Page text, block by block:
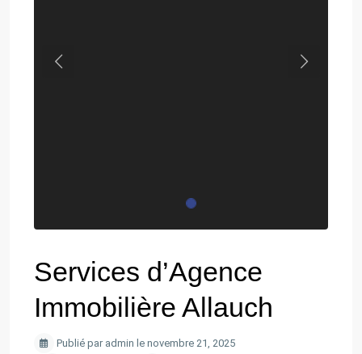
Previous Next
Services d’Agence
Immobilière Allauch
Publié par admin le novembre 21, 2025